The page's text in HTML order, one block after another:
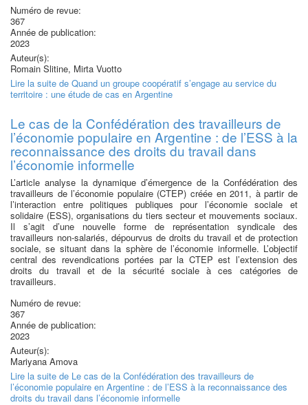
Numéro de revue:
367
Année de publication:
2023
Auteur(s):
Romain Slitine, Mirta Vuotto
Lire la suite de Quand un groupe coopératif s’engage au service du
territoire : une étude de cas en Argentine
Le cas de la Confédération des travailleurs de
l’économie populaire en Argentine : de l’ESS à la
reconnaissance des droits du travail dans
l’économie informelle
L’article analyse la dynamique d’émergence de la Confédération des
travailleurs de l’économie populaire (CTEP) créée en 2011, à partir de
l’interaction entre politiques publiques pour l’économie sociale et
solidaire (ESS), organisations du tiers secteur et mouvements sociaux.
Il s’agit d’une nouvelle forme de représentation syndicale des
travailleurs non-salariés, dépourvus de droits du travail et de protection
sociale, se situant dans la sphère de l’économie informelle. L’objectif
central des revendications portées par la CTEP est l’extension des
droits du travail et de la sécurité sociale à ces catégories de
travailleurs.
Numéro de revue:
367
Année de publication:
2023
Auteur(s):
Mariyana Amova
Lire la suite de Le cas de la Confédération des travailleurs de
l’économie populaire en Argentine : de l’ESS à la reconnaissance des
droits du travail dans l’économie informelle